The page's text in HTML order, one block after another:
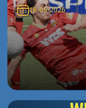
18-05-2026